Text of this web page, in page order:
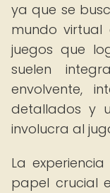
ya que se
mundo virtual
juegos que
suelen
envolvente,
detallados y
involucra al
La
papel crucial